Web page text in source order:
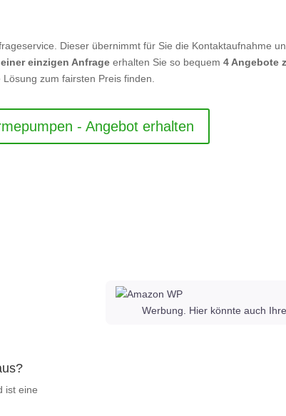
Dieser übernimmt für Sie die Kontaktaufnahme
einer einzigen Anfrage erhalten Sie so bequem4 Angebote
zum fairsten Preis finden.
- Angebot erhalten
ist eine
Werbung. Hier könnte auch